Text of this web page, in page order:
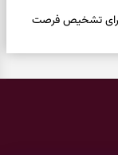
۱۴۰۵ | کارت‌هایی برای تشخیص فرصت